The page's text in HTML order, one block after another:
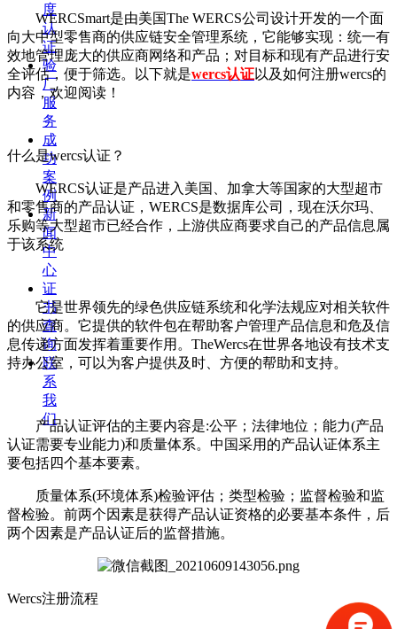
度
认
证
验
厂
服
务
成
功
案
例
新
闻
中
心
证
书
查
询
联
系
我
们
WERCSmart是由美国The WERCS公司设计开发的一个面
向大中型零售商的供应链安全管理系统，它能够实现：统一有
效地管理庞大的供应商网络和产品；对目标和现有产品进行安
全评估，便于筛选。以下就是wercs认证以及如何注册wercs的
内容，欢迎阅读！
什么是wercs认证？
WERCS认证是产品进入美国、加拿大等国家的大型超市
和零售商的产品认证，WERCS是数据库公司，现在沃尔玛、
乐购等大型超市已经合作，上游供应商要求自己的产品信息属
于该系统
它是世界领先的绿色供应链系统和化学法规应对相关软件
的供应商。它提供的软件包在帮助客户管理产品信息和危及信
息传递方面发挥着重要作用。TheWercs在世界各地设有技术支
持办公室，可以为客户提供及时、方便的帮助和支持。
产品认证评估的主要内容是:公平；法律地位；能力(产品
认证需要专业能力)和质量体系。中国采用的产品认证体系主
要包括四个基本要素。
质量体系(环境体系)检验评估；类型检验；监督检验和监
督检验。前两个因素是获得产品认证资格的必要基本条件，后
两个因素是产品认证后的监督措施。
Wercs注册流程